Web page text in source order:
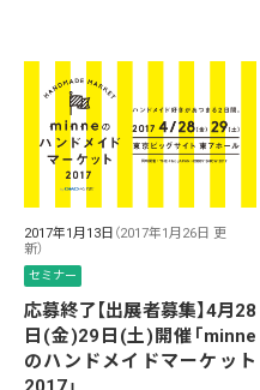
2017年1月13日 （2017年1月26日 更
新）
セミナー
応募終了【出展者募集】4月28
日(金)29日(土)開催「minne
のハンドメイドマーケット